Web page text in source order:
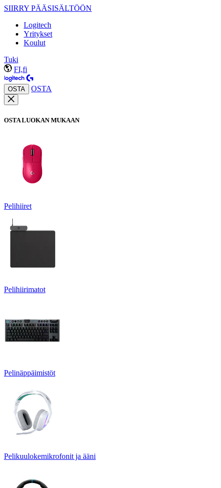
SIIRRY PÄÄSISÄLTÖÖN
Logitech
Yritykset
Koulut
Tuki
FI,fi
OSTA OSTA
OSTA LUOKAN MUKAAN
Pelihiiret
Pelihiirimatot
Pelinäppäimistöt
Pelikuulokemikrofonit ja ääni